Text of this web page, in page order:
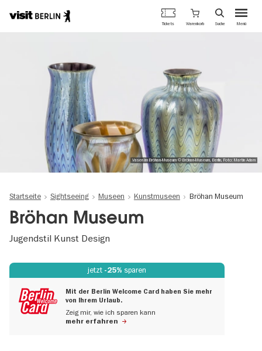
Berlins
offizielles
Menü
Tickets Warenkorb Suche
Vasen im Bröhan-Museum © Bröhan-Museum, Berlin, Foto: Martin Adam
Startseite Sightseeing Museen Kunstmuseen Bröhan Museum
Bröhan Museum
Jugendstil Kunst Design
jetzt -25% sparen
Mit der Berlin Welcome Card haben Sie mehr
von Ihrem Urlaub.
Zeig mir, wie ich sparen kann
mehr erfahren